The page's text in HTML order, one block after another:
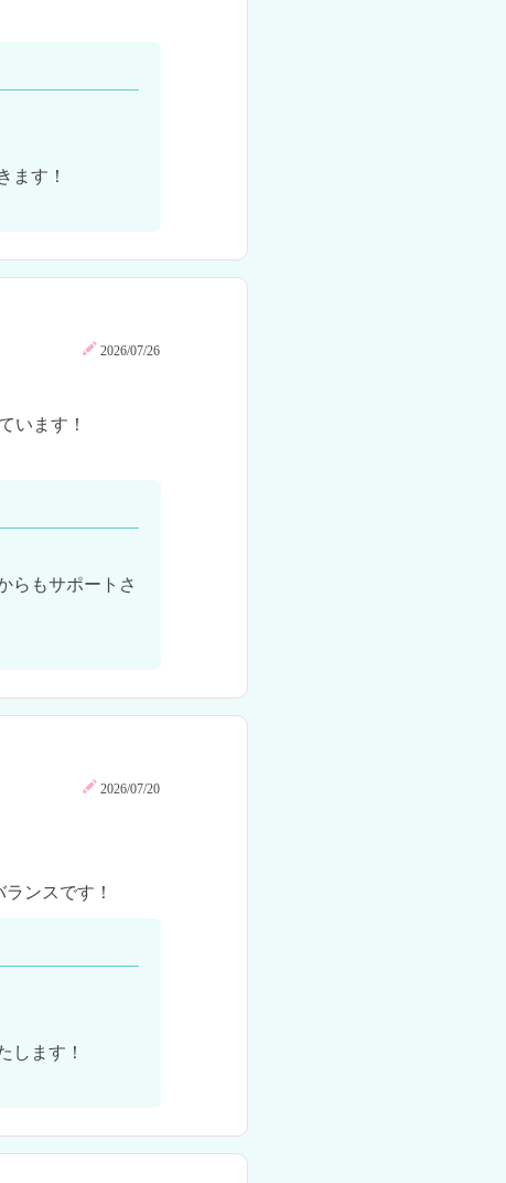
ます！
2026/07/26
います！
らもサポートさ
2026/07/20
ンスです！
します！